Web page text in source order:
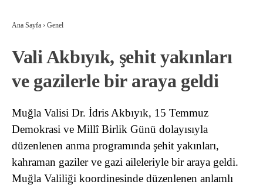
Ana Sayfa › Genel
Vali Akbıyık, şehit yakınları
ve gazilerle bir araya geldi
Muğla Valisi Dr. İdris Akbıyık, 15 Temmuz
Demokrasi ve Millî Birlik Günü dolayısıyla
düzenlenen anma programında şehit yakınları,
kahraman gaziler ve gazi aileleriyle bir araya geldi.
Muğla Valiliği koordinesinde düzenlenen anlamlı